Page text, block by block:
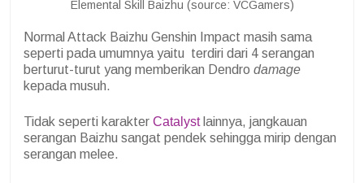
Elemental Skill Baizhu (source: VCGamers)
Normal Attack Baizhu Genshin Impact masih sama
seperti pada umumnya yaitu terdiri dari 4 serangan
berturut-turut yang memberikan Dendro damage
kepada musuh.
Tidak seperti karakter Catalystlainnya, jangkauan
serangan Baizhu sangat pendek sehingga mirip dengan
serangan melee.